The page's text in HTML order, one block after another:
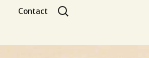
Contact
Rechercher :